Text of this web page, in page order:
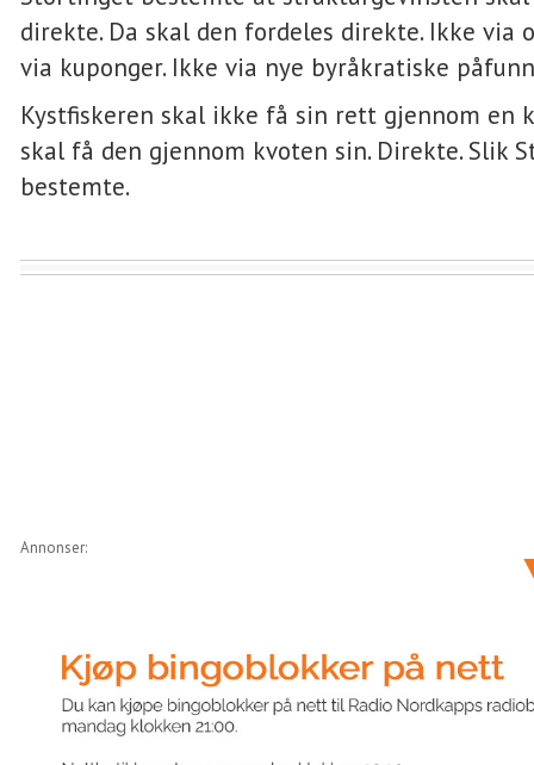
direkte. Da skal den fordeles direkte. Ikke via
via kuponger. Ikke via nye byråkratiske
Kystfiskeren skal ikke få sin rett gjennom en
skal få den gjennom kvoten sin. Direkte. Slik
bestemte.
Annonser: